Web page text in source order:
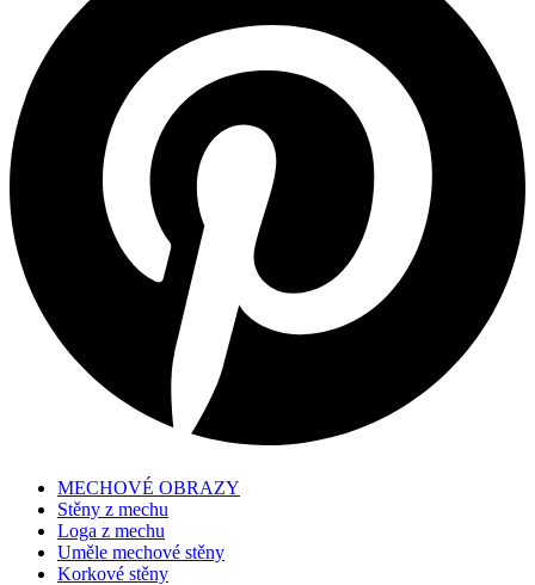
MECHOVÉ OBRAZY
Stěny z mechu
Loga z mechu
Uměle mechové stěny
Korkové stěny